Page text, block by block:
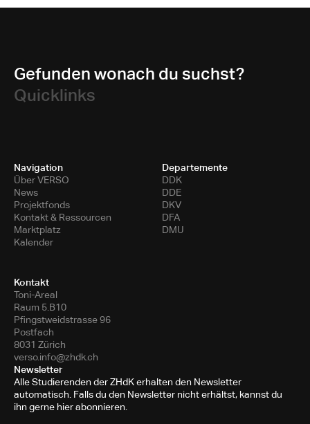
Gefunden wonach du suchst?
Quicklinks
Navigation
Über VERSO
News
Projektfonds
Kontakt & Ressourcen
Marktplatz
Kalender
Departemente
DDK
DDE
DKV
DFA
DMU
Kontakt
Toni-Areal
Raum 5.B10
Pfingstweidstrasse 96
Postfach
8031 Zürich
verso.info@zhdk.ch
Newsletter
Alle Studierenden der ZHdK erhalten den Newsletter
automatisch. Falls du den Newsletter nicht erhältst, kannst du
ihn gerne hier abonnieren.